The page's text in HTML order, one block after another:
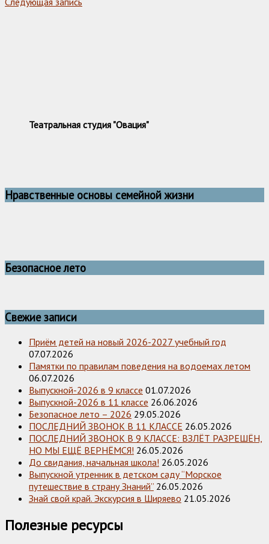
Театральная студия "Овация"
Нравственные основы семейной жизни
Безопасное лето
Свежие записи
Приём детей на новый 2026-2027 учебный год
07.07.2026
Памятки по правилам поведения на водоемах летом
06.07.2026
Выпускной-2026 в 9 классе 01.07.2026
Выпускной-2026 в 11 классе 26.06.2026
Безопасное лето – 2026 29.05.2026
ПОСЛЕДНИЙ ЗВОНОК В 11 КЛАССЕ 26.05.2026
ПОСЛЕДНИЙ ЗВОНОК В 9 КЛАССЕ: ВЗЛЁТ РАЗРЕШЁН,
НО МЫ ЕЩЁ ВЕРНЁМСЯ! 26.05.2026
До свидания, начальная школа! 26.05.2026
Выпускной утренник в детском саду “Морское
путешествие в страну Знаний” 26.05.2026
Знай свой край. Экскурсия в Ширяево 21.05.2026
Полезные ресурсы